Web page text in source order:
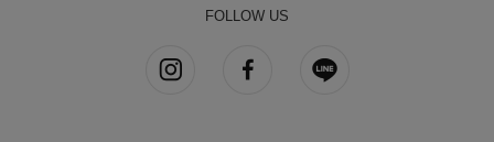
FOLLOW US